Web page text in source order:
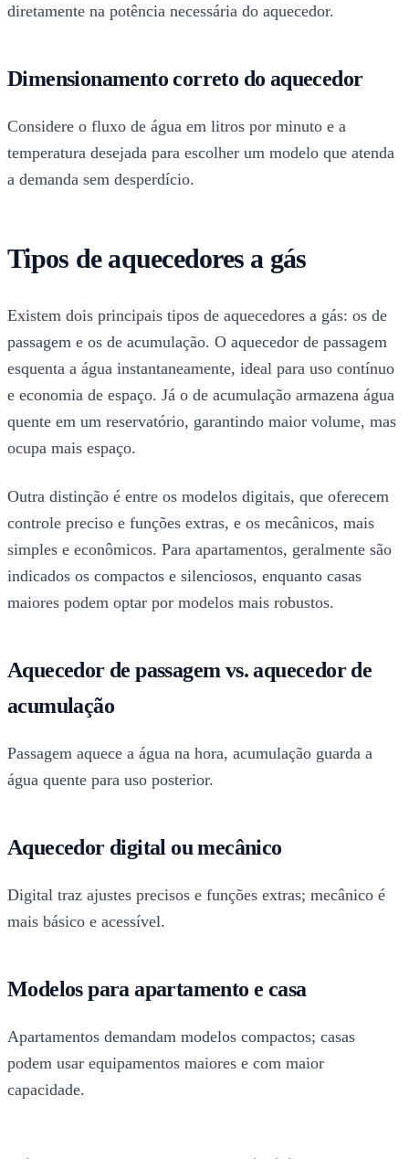
diretamente na potência necessária do aquecedor.
Dimensionamento correto do aquecedor
Considere o fluxo de água em litros por minuto e a
temperatura desejada para escolher um modelo que atenda
a demanda sem desperdício.
Tipos de aquecedores a gás
Existem dois principais tipos de aquecedores a gás: os de
passagem e os de acumulação. O aquecedor de passagem
esquenta a água instantaneamente, ideal para uso contínuo
e economia de espaço. Já o de acumulação armazena água
quente em um reservatório, garantindo maior volume, mas
ocupa mais espaço.
Outra distinção é entre os modelos digitais, que oferecem
controle preciso e funções extras, e os mecânicos, mais
simples e econômicos. Para apartamentos, geralmente são
indicados os compactos e silenciosos, enquanto casas
maiores podem optar por modelos mais robustos.
Aquecedor de passagem vs. aquecedor de
acumulação
Passagem aquece a água na hora, acumulação guarda a
água quente para uso posterior.
Aquecedor digital ou mecânico
Digital traz ajustes precisos e funções extras; mecânico é
mais básico e acessível.
Modelos para apartamento e casa
Apartamentos demandam modelos compactos; casas
podem usar equipamentos maiores e com maior
capacidade.